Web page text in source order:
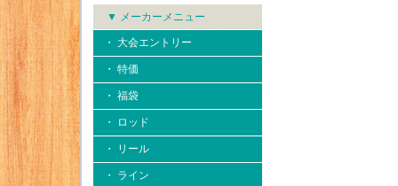
▼ メーカーメニュー
・ 大会エントリー
・ 特価
・ 福袋
・ ロッド
・ リール
・ ライン